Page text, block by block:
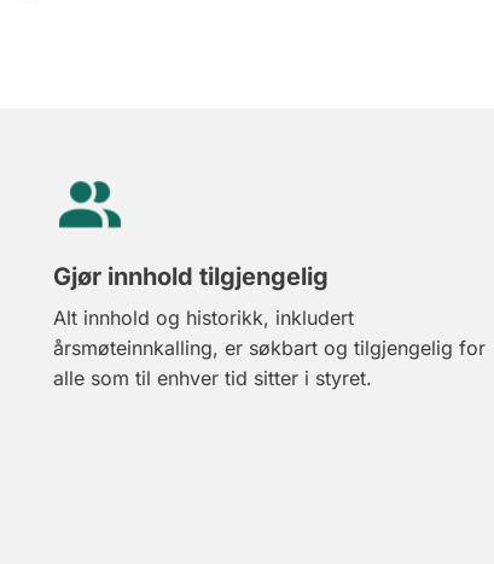
Gjør innhold tilgjengelig
Alt innhold og historikk, inkludert
årsmøteinnkalling, er søkbart og tilgjengelig for
alle som til enhver tid sitter i styret.